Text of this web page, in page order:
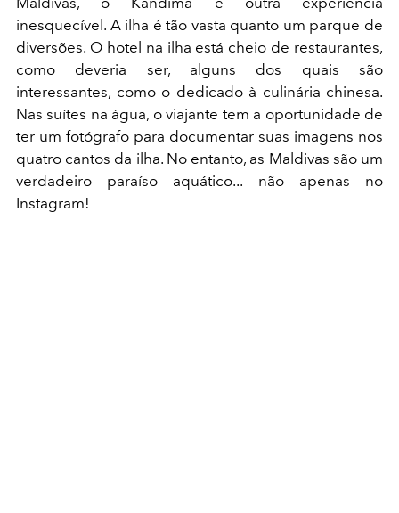
inesquecível. A ilha é tão vasta quanto um parque de
diversões. O hotel na ilha está cheio de restaurantes,
como deveria ser, alguns dos quais são
interessantes, como o dedicado à culinária chinesa.
Nas suítes na água, o viajante tem a oportunidade de
ter um fotógrafo para documentar suas imagens nos
quatro cantos da ilha. No entanto, as Maldivas são um
verdadeiro paraíso aquático... não apenas no
Instagram!